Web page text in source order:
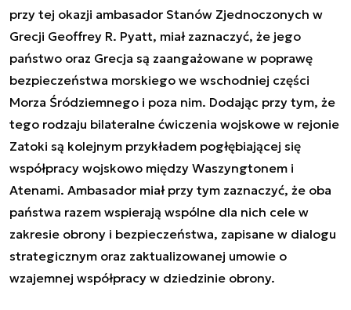
przy tej okazji ambasador Stanów Zjednoczonych w
Grecji Geoffrey R. Pyatt, miał zaznaczyć, że jego
państwo oraz Grecja są zaangażowane w poprawę
bezpieczeństwa morskiego we wschodniej części
Morza Śródziemnego i poza nim. Dodając przy tym, że
tego rodzaju bilateralne ćwiczenia wojskowe w rejonie
Zatoki są kolejnym przykładem pogłębiającej się
współpracy wojskowo między Waszyngtonem i
Atenami. Ambasador miał przy tym zaznaczyć, że oba
państwa razem wspierają wspólne dla nich cele w
zakresie obrony i bezpieczeństwa, zapisane w dialogu
strategicznym oraz zaktualizowanej umowie o
wzajemnej współpracy w dziedzinie obrony.